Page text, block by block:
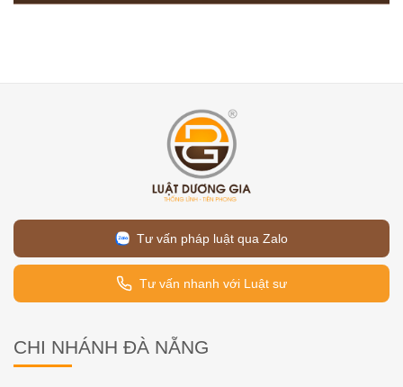
Tư vấn pháp luật qua Zalo
Tư vấn nhanh với Luật sư
CHI NHÁNH ĐÀ NẴNG